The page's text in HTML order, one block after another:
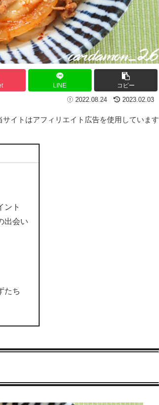
LINE コピー
2022.08.24 2023.02.03
イトはアフィリエイト広告を使用しています
ント
出会い
たち